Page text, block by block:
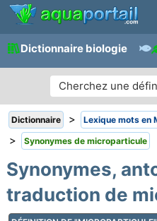
Dictionnaire biologie
Dictionnaire > Lexique mots en
> Synonymes de microparticule
Synonymes,
traduction de